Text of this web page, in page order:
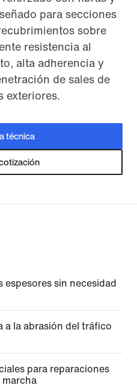
para secciones
sobre
resistencia al
alta adherencia y
de sales de
exteriores.
técnica
sin necesidad
a la abrasión del tráfico
para reparaciones